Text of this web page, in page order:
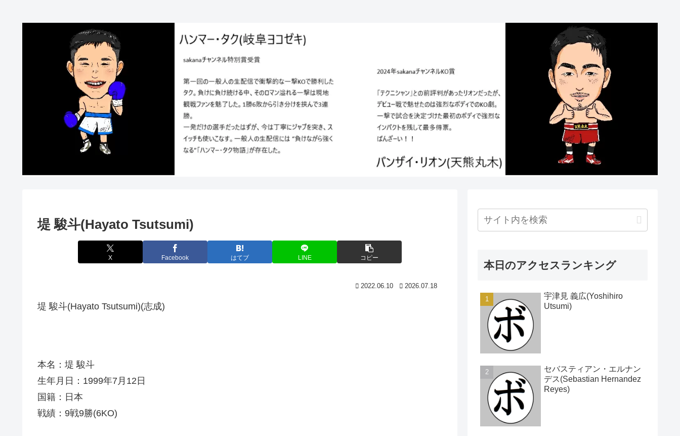
堤 駿斗(Hayato Tsutsumi)
X Facebook はてブ LINE コピー
2022.06.10 2026.07.18
堤 駿斗(Hayato Tsutsumi)(志成)
本名：堤 駿斗
生年月日：1999年7月12日
国籍：日本
戦績：9戦9勝(6KO)
本日のアクセスランキング
宇津見 義広(Yoshihiro
Utsumi)
セバスティアン・エルナン
デス(Sebastian Hernandez
Reyes)